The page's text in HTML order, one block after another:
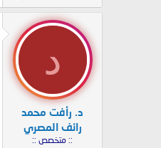
د
د. رأفت محمد
رائف المصري
:: متخصص ::